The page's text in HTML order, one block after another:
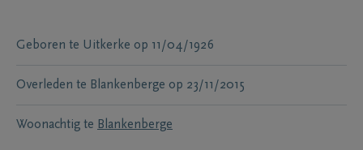
Geboren te Uitkerke op 11/04/1926
Overleden te Blankenberge op 23/11/2015
Woonachtig te Blankenberge